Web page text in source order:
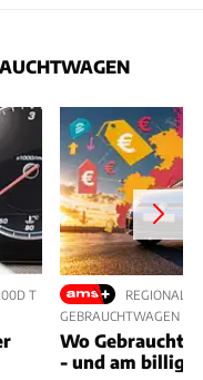
T
REGIONALE
GEBRAUCHTWAGEN
Wo Gebrauchte
- und am